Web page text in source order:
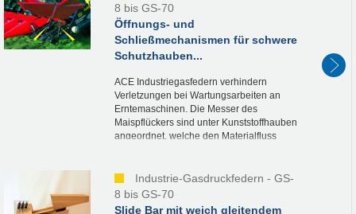
8 bis GS-70
Öffnungs- und
Schließmechanismen für schwere
Schutzhauben...
ACE Industriegasfedern verhindern
Verletzungen bei Wartungsarbeiten an
Erntemaschinen. Die Messer des
Maispflückers sind unter Kunststoffhauben
angeordnet, welche den Materialfluss
Industrie-Gasdruckfedern - GS-
8 bis GS-70
Slide Bar mit weich gleitendem